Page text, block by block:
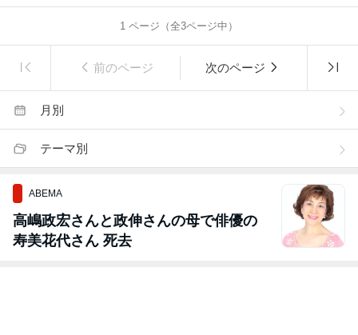
1 ページ（全3ページ中）
前のページ 次のページ
月別
テーマ別
ABEMA
高嶋政宏さんと政伸さんの母で俳優の
寿美花代さん 死去